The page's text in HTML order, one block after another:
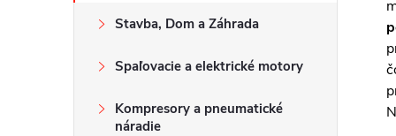
Stavba, Dom a Záhrada
Spaľovacie a elektrické motory
Kompresory a pneumatické
náradie